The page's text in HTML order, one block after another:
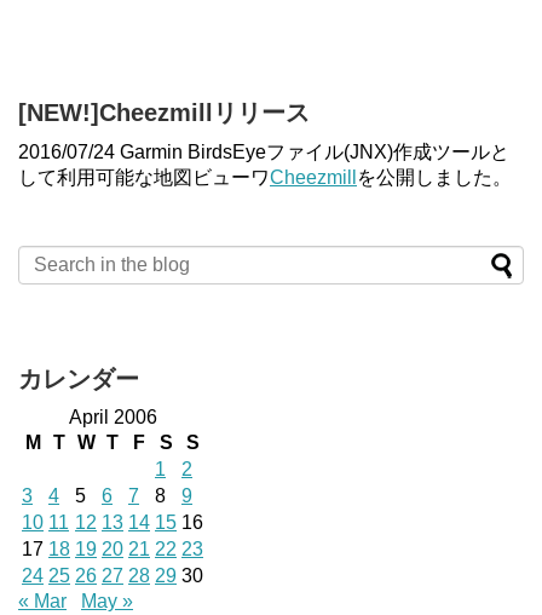
[NEW!]Cheezmillリリース
2016/07/24 Garmin BirdsEyeファイル(JNX)作成ツールと
して利用可能な地図ビューワCheezmill を公開しました。
カレンダー
April 2006
M
T W T F S
S
1
2
3
4 5 6 7 8
9
10 11 12 13 14 15 16
17 18 19 20 21 22 23
24 25 26 27 28 29 30
« Mar
May »